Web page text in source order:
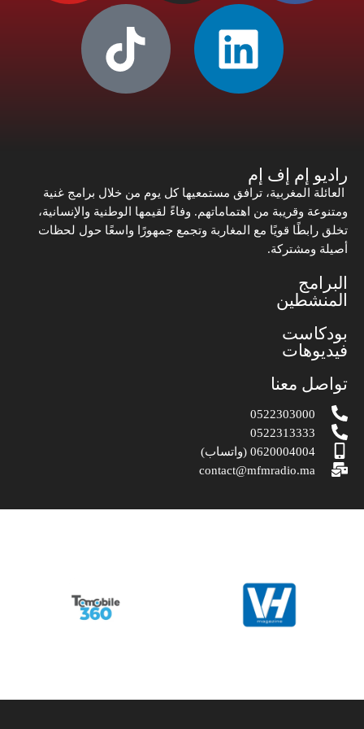
راديو إم إف إم
العائلة المغربية، ترافق مستمعيها كل يوم من خلال برامج غنية
ومتنوعة وقريبة من اهتماماتهم. وفاءً لقيمها الوطنية والإنسانية،
تخلق رابطًا قويًا مع المغاربة وتجمع جمهورًا واسعًا حول لحظات
أصيلة ومشتركة.
البرامج
المنشطين
بودكاست
فيديوهات
تواصل معنا
0522303000
0522313333
0620004004 (واتساب)
contact@mfmradio.ma